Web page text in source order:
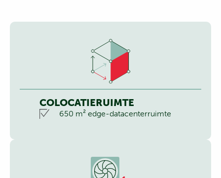
COLOCATIERUIMTE
650 m² edge-datacenterruimte